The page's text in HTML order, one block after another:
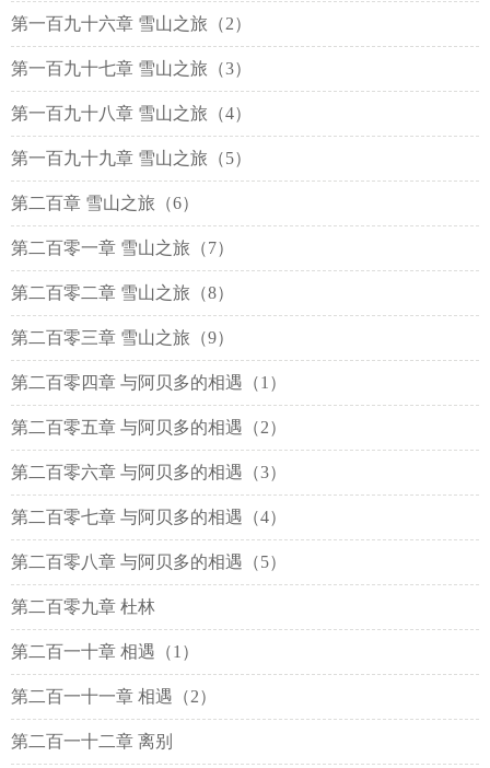
第一百九十六章 雪山之旅（2）
第一百九十七章 雪山之旅（3）
第一百九十八章 雪山之旅（4）
第一百九十九章 雪山之旅（5）
第二百章 雪山之旅（6）
第二百零一章 雪山之旅（7）
第二百零二章 雪山之旅（8）
第二百零三章 雪山之旅（9）
第二百零四章 与阿贝多的相遇（1）
第二百零五章 与阿贝多的相遇（2）
第二百零六章 与阿贝多的相遇（3）
第二百零七章 与阿贝多的相遇（4）
第二百零八章 与阿贝多的相遇（5）
第二百零九章 杜林
第二百一十章 相遇（1）
第二百一十一章 相遇（2）
第二百一十二章 离别